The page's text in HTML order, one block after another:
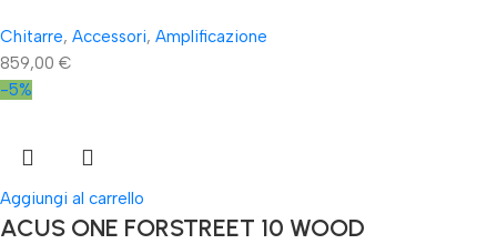
Chitarre, Accessori, Amplificazione
859,00 €
-5%
Aggiungi al carrello
ACUS ONE FORSTREET 10 WOOD